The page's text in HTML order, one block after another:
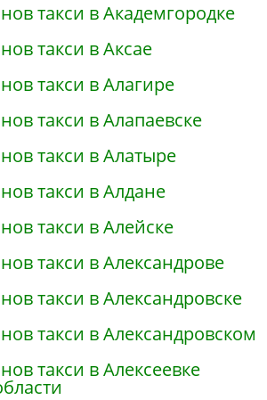
такси в Академгородке
такси в Аксае
такси в Алагире
такси в Алапаевске
такси в Алатыре
такси в Алдане
такси в Алейске
такси в Александрове
такси в Александровске
такси в Александровском
такси в Алексеевке